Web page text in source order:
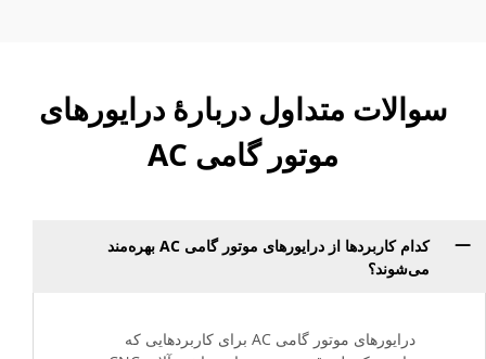
سوالات متداول دربارهٔ درایورهای
موتور گامی AC
کدام کاربردها از درایورهای موتور گامی AC بهره‌مند
می‌شوند؟
درایورهای موتور گامی AC برای کاربردهایی که